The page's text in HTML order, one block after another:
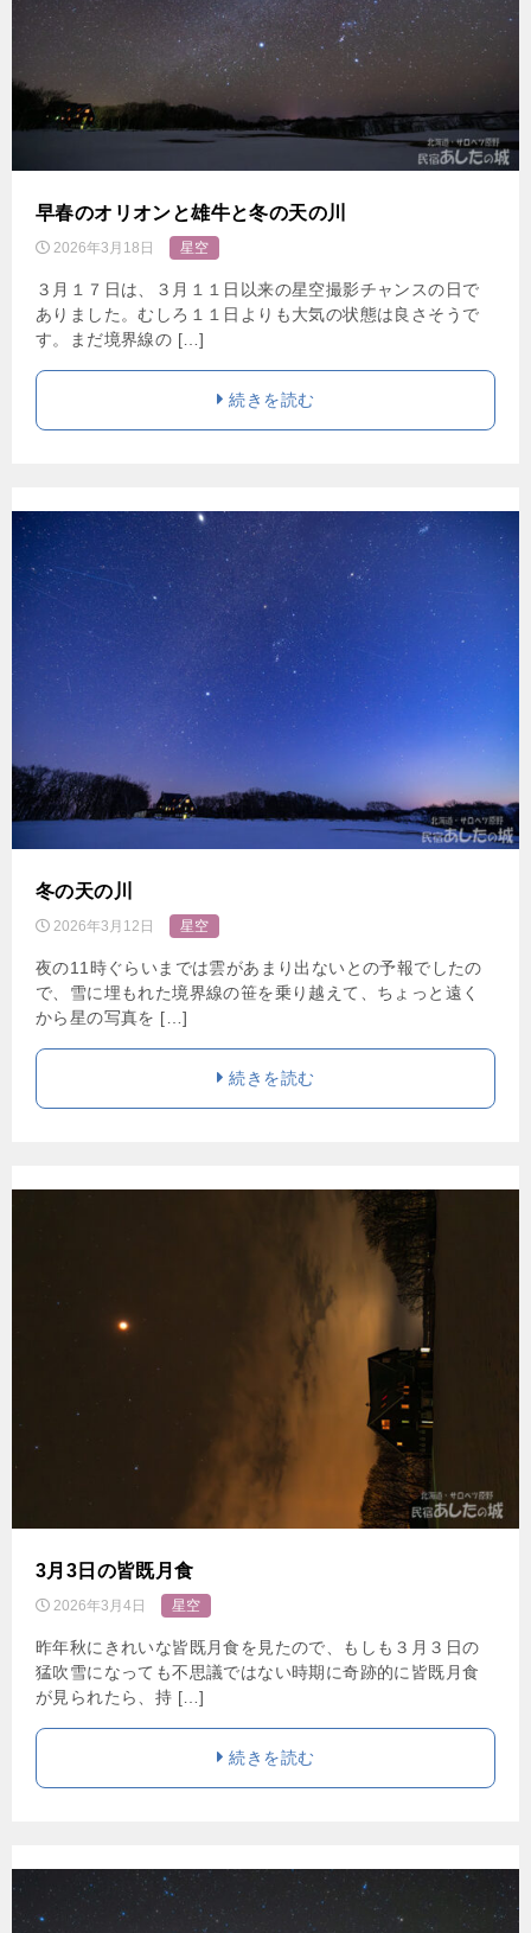
早春のオリオンと雄牛と冬の天の川
2026年3月18日 星空
３月１７日は、３月１１日以来の星空撮影チャンスの日で
ありました。むしろ１１日よりも大気の状態は良さそうで
す。まだ境界線の […]
続きを読む
冬の天の川
2026年3月12日 星空
夜の11時ぐらいまでは雲があまり出ないとの予報でしたの
で、雪に埋もれた境界線の笹を乗り越えて、ちょっと遠く
から星の写真を […]
続きを読む
3月3日の皆既月食
2026年3月4日 星空
昨年秋にきれいな皆既月食を見たので、もしも３月３日の
猛吹雪になっても不思議ではない時期に奇跡的に皆既月食
が見られたら、持 […]
続きを読む